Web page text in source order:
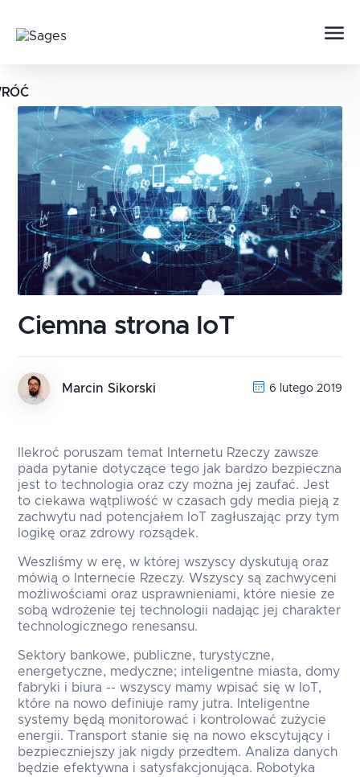
Ciemna strona IoT
Marcin Sikorski 6 lutego 2019
Ilekroć poruszam temat Internetu Rzeczy zawsze
pada pytanie dotyczące tego jak bardzo bezpieczna
jest to technologia oraz czy można jej zaufać. Jest
to ciekawa wątpliwość w czasach gdy media pieją z
zachwytu nad potencjałem IoT zagłuszając przy tym
logikę oraz zdrowy rozsądek.
Weszliśmy w erę, w której wszyscy dyskutują oraz
mówią o Internecie Rzeczy. Wszyscy są zachwyceni
możliwościami oraz usprawnieniami, które niesie ze
sobą wdrożenie tej technologii nadając jej charakter
technologicznego renesansu.
Sektory bankowe, publiczne, turystyczne,
energetyczne, medyczne; inteligentne miasta, domy
fabryki i biura -- wszyscy mamy wpisać się w IoT,
które na nowo definiuje ramy jutra. Inteligentne
systemy będą monitorować i kontrolować zużycie
energii. Transport stanie się na nowo ekscytujący i
bezpieczniejszy jak nigdy przedtem. Analiza danych
będzie efektywna i satysfakcjonująca. Robotyka